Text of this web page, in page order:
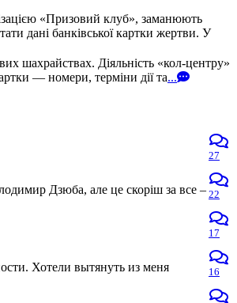
«Призовий клуб», заманюють
дані банківської картки жертви. У
шахрайствах. Діяльність «кол-центру»
— номери, терміни дії та...
27
Дзюба, але це скоріш за все – 22
17
Хотели вытянуть из меня
16